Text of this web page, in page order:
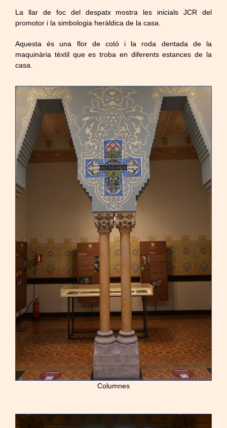
La llar de foc del despatx mostra les inicials JCR del
promotor i la simbologia heràldica de la casa.
Aquesta és una flor de cotó i la roda dentada de la
maquinària tèxtil que es troba en diferents estances de la
casa.
Columnes